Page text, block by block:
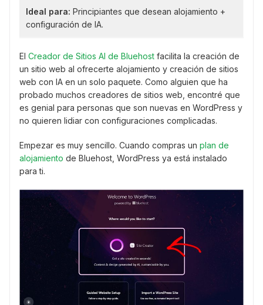
Ideal para: Principiantes que desean alojamiento +
configuración de IA.
El Creador de Sitios AI de Bluehost facilita la creación de
un sitio web al ofrecerte alojamiento y creación de sitios
web con IA en un solo paquete. Como alguien que ha
probado muchos creadores de sitios web, encontré que
es genial para personas que son nuevas en WordPress y
no quieren lidiar con configuraciones complicadas.
Empezar es muy sencillo. Cuando compras un plan de
alojamiento de Bluehost, WordPress ya está instalado
para ti.